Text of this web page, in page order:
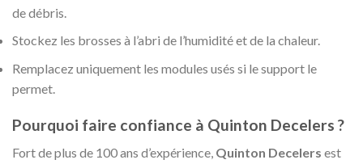
de débris.
Stockez les brosses à l’abri de l’humidité et de la chaleur.
Remplacez uniquement les modules usés si le support le
permet.
Pourquoi faire confiance à Quinton Decelers ?
Fort de plus de 100 ans d’expérience, Quinton Decelers est